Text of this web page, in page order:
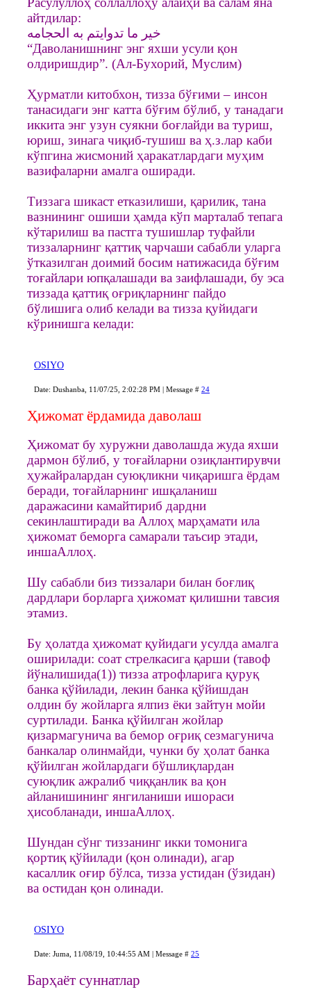
айтдилар:
خير ما تدوايتم به الحجامه
“Даволанишнинг энг яхши усули қон
олдиришдир”. (Ал-Бухорий, Муслим)
Ҳурматли китобхон, тизза бўғими – инсон
танасидаги энг катта бўғим бўлиб, у танадаги
иккита энг узун суякни боғлайди ва туриш,
юриш, зинага чиқиб-тушиш ва ҳ.з.лар каби
кўпгина жисмоний ҳаракатлардаги муҳим
вазифаларни амалга оширади.
Тиззага шикаст етказилиши, қарилик, тана
вазнининг ошиши ҳамда кўп марталаб тепага
кўтарилиш ва пастга тушишлар туфайли
тиззаларнинг қаттиқ чарчаши сабабли уларга
ўтказилган доимий босим натижасида бўғим
тоғайлари юпқалашади ва заифлашади, бу эса
тиззада қаттиқ оғриқларнинг пайдо
бўлишига олиб келади ва тизза қуйидаги
кўринишга келади:
OSIYO
Date: Dushanba, 11/07/25, 2:02:28 PM | Message # 24
Ҳижомат ёрдамида даволаш
Ҳижомат бу хуружни даволашда жуда яхши
дармон бўлиб, у тоғайларни озиқлантирувчи
ҳужайралардан суюқликни чиқаришга ёрдам
беради, тоғайларнинг ишқаланиш
даражасини камайтириб дардни
секинлаштиради ва Аллоҳ марҳамати ила
ҳижомат беморга самарали таъсир этади,
иншаАллоҳ.
Шу сабабли биз тиззалари билан боғлиқ
дардлари борларга ҳижомат қилишни тавсия
этамиз.
Бу ҳолатда ҳижомат қуйидаги усулда амалга
оширилади: соат стрелкасига қарши (тавоф
йўналишида(1)) тизза атрофларига қуруқ
банка қўйилади, лекин банка қўйишдан
олдин бу жойларга ялпиз ёки зайтун мойи
суртилади. Банка қўйилган жойлар
қизармагунича ва бемор оғриқ сезмагунича
банкалар олинмайди, чунки бу ҳолат банка
қўйилган жойлардаги бўшлиқлардан
суюқлик ажралиб чиққанлик ва қон
айланишининг янгиланиши ишораси
ҳисобланади, иншаАллоҳ.
Шундан сўнг тиззанинг икки томонига
қортиқ қўйилади (қон олинади), агар
касаллик оғир бўлса, тизза устидан (ўзидан)
ва остидан қон олинади.
OSIYO
Date: Juma, 11/08/19, 10:44:55 AM | Message # 25
Барҳаёт суннатлар